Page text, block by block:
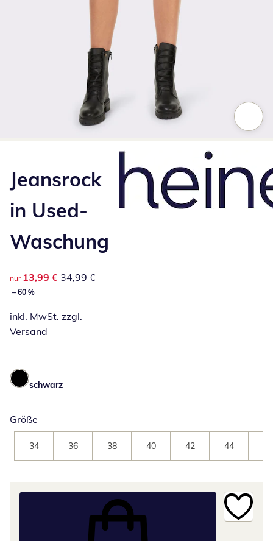
Jeansrock
in Used-
Waschung
reduzierter Preis 13,99 €, vorheriger Preis: 34,99 €
nur 13,99 € 34,99 €
– 60 %
inkl. MwSt. zzgl.
Versand
schwarz
Größe
34 36 38 40 42 44